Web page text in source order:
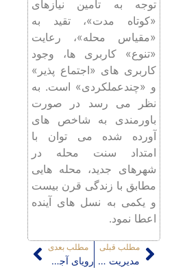
توجه به تامین نیازهای
«کوتاه مدت»، تقید به
«مقیاس محله»، رعایت
«تنوع» کاربری‌ ها، وجود
کاربری ‌های «اجتماع ‌پذیر»
و «چندعملکردی» است. به
نظر می ‌رسد در صورت
باورمندی به شاخص‌ های
آورده شده می ‌توان با
امتداد سنت محله در
شهرهای جدید، محله ‌هایی
مطابق با زندگی قرن بیست
و یکمی به نسل ‌های آینده
اعطا نمود.
مطلب قبلی
مدیریت حمل و نقل عمومی در بحران کرونا
مطلب بعدی
رویای آجری یا جعلِ یک رویا؟